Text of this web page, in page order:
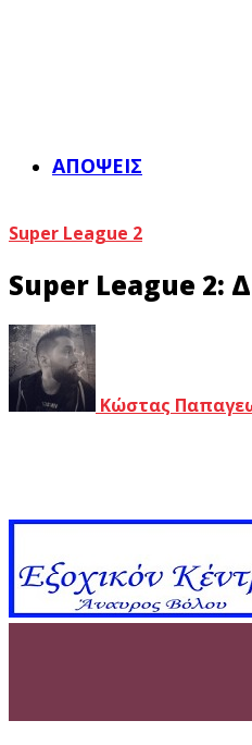
ΑΠΌΨΕΙΣ
Super League 2
Super League 2:
Κώστας